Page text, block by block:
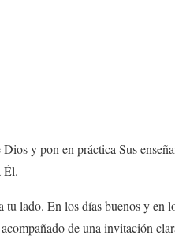
y pon en práctica Sus
Él.
tu lado. En los días buenos y en
de una invitación